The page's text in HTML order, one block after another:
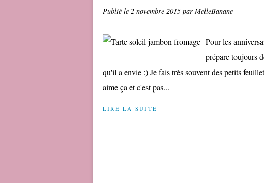
Publié le 2 novembre 2015 par MelleBanane
Pour les
prépare toujours
qu'il a envie :) Je fais très souvent des petits
aime ça et c'est pas...
LIRE LA SUITE